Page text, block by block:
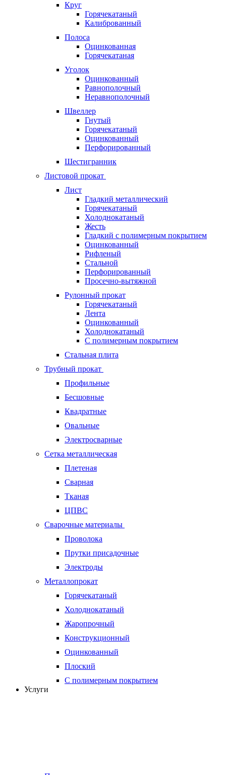
Круг
Горячекатаный
Калиброванный
Полоса
Оцинкованная
Горячекатаная
Уголок
Оцинкованный
Равнополочный
Неравнополочный
Швеллер
Гнутый
Горячекатаный
Оцинкованный
Перфорированный
Шестигранник
Листовой прокат
Лист
Гладкий металлический
Горячекатаный
Холоднокатаный
Жесть
Гладкий с полимерным покрытием
Оцинкованный
Рифленый
Стальной
Перфорированный
Просечно-вытяжной
Рулонный прокат
Горячекатаный
Лента
Оцинкованный
Холоднокатаный
С полимерным покрытием
Стальная плита
Трубный прокат
Профильные
Бесшовные
Квадратные
Овальные
Электросварные
Сетка металлическая
Плетеная
Сварная
Тканая
ЦПВС
Сварочные материалы
Проволока
Прутки присадочные
Электроды
Металлопрокат
Горячекатаный
Холоднокатаный
Жаропрочный
Конструкционный
Оцинкованный
Плоский
С полимерным покрытием
Услуги